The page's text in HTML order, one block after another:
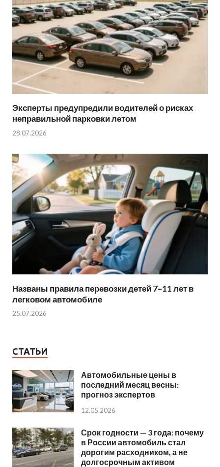
Эксперты предупредили водителей о рисках
неправильной парковки летом
28.07.2026
Названы правила перевозки детей 7–11 лет в
легковом автомобиле
25.07.2026
СТАТЬИ
Автомобильные цены в
последний месяц весны:
прогноз экспертов
12.05.2026
Срок годности — 3 года: почему
в России автомобиль стал
дорогим расходником, а не
долгосрочным активом